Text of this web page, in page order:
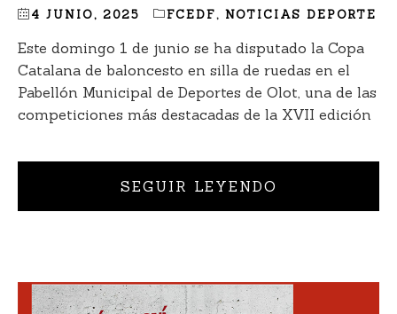
4 JUNIO, 2025 FCEDF, NOTICIAS DEPORTE
Este domingo 1 de junio se ha disputado la Copa
Catalana de baloncesto en silla de ruedas en el
Pabellón Municipal de Deportes de Olot, una de las
competiciones más destacadas de la XVII edición
SEGUIR LEYENDO